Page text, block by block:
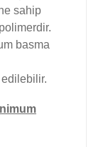
sahip
basma
edilebilir.